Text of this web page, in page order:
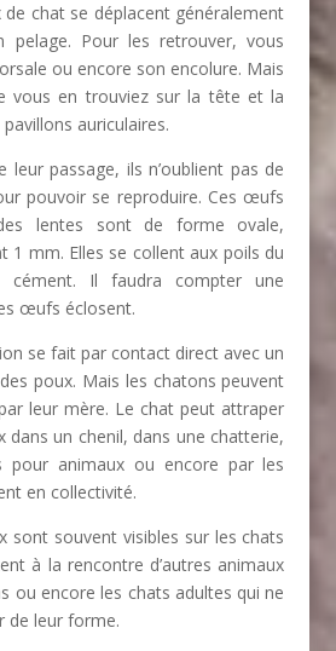
se déplacent généralement
Pour les retrouver, vous
ou encore son encolure. Mais
vous en trouviez sur la tête et la
auriculaires.
ils n’oublient pas de
pouvoir se reproduire. Ces œufs
lentes sont de forme ovale,
1 mm. Elles se collent aux poils du
cément. Il faudra compter une
œufs éclosent.
fait par contact direct avec un
poux. Mais les chatons peuvent
leur mère. Le chat peut attraper
dans un chenil, dans une chatterie,
pour animaux ou encore par les
en collectivité.
visibles sur les chats
à la rencontre d’autres animaux
ou encore les chats adultes qui ne
de leur forme.